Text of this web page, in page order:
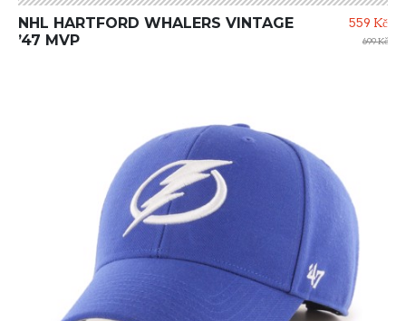
NHL HARTFORD WHALERS VINTAGE
’47 MVP
559 Kč
699 Kč